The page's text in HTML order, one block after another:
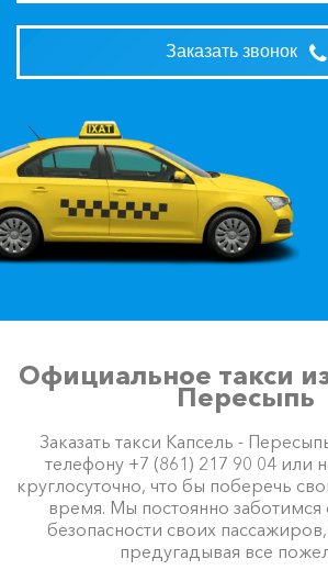
Заказать звонок
Официальное такси
Пересыпь
Заказать такси Капсель -
телефону +7 (861) 217 90 04 или
круглосуточно, что бы поберечь
время. Мы постоянно
безопасности своих
предугадывая все